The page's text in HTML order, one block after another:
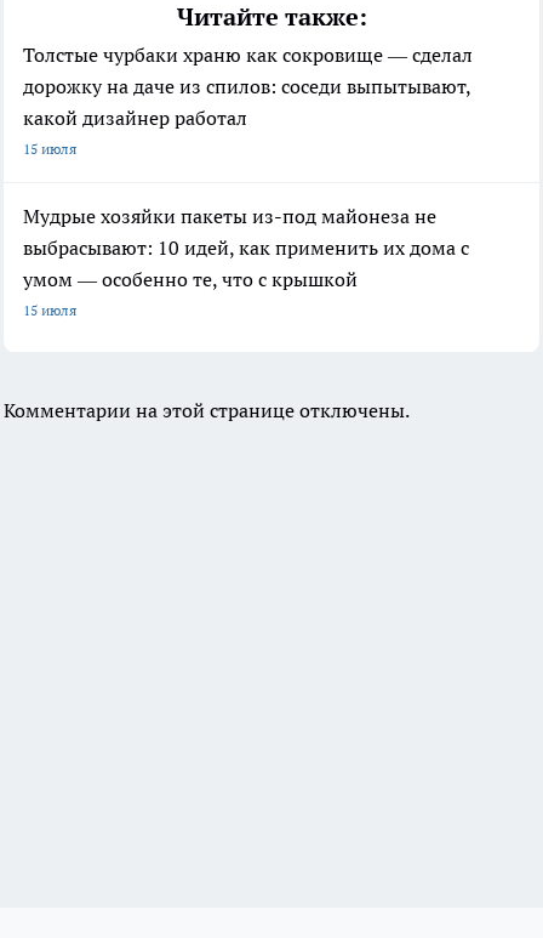
Читайте также:
Толстые чурбаки храню как сокровище — сделал
дорожку на даче из спилов: соседи выпытывают,
какой дизайнер работал
15 июля
Мудрые хозяйки пакеты из-под майонеза не
выбрасывают: 10 идей, как применить их дома с
умом — особенно те, что с крышкой
15 июля
Комментарии на этой странице отключены.